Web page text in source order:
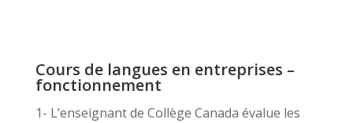
Cours de langues en entreprises –
fonctionnement
1- L’enseignant de Collège Canada évalue les